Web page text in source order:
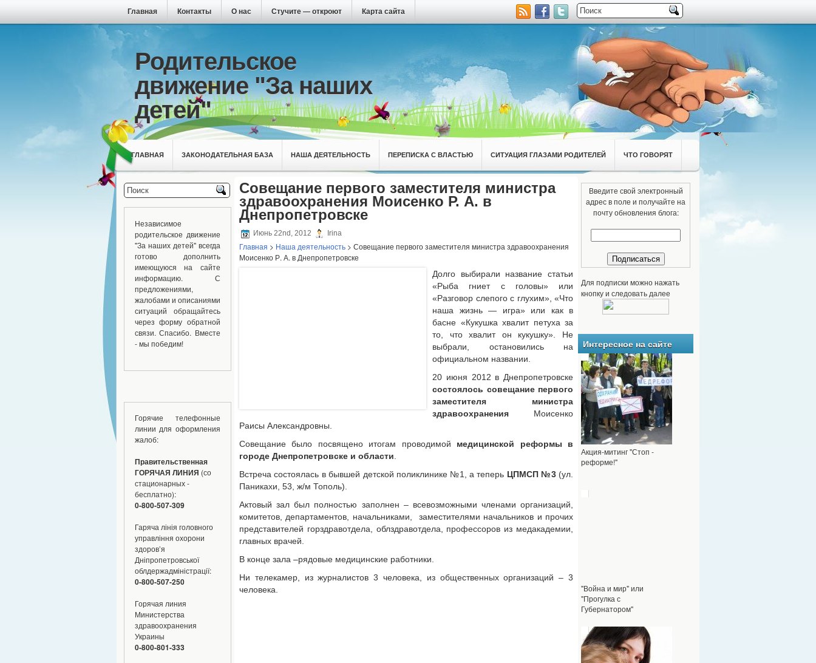
Главная Контакты О нас Стучите — откроют Карта сайта
Родительское
движение "За наших
детей"
ГЛАВНАЯ ЗАКОНОДАТЕЛЬНАЯ БАЗА НАША ДЕЯТЕЛЬНОСТЬ ПЕРЕПИСКА С ВЛАСТЬЮ СИТУАЦИЯ ГЛАЗАМИ РОДИТЕЛЕЙ ЧТО ГОВОРЯТ
Независимое
родительское движение
"За наших детей" всегда
готово дополнить
имеющуюся на сайте
информацию. С
предложениями,
жалобами и описаниями
ситуаций обращайтесь
через форму обратной
связи. Спасибо. Вместе
- мы победим!
Горячие телефонные
линии для оформления
жалоб:
Правительственная
ГОРЯЧАЯ ЛИНИЯ (со
стационарных -
бесплатно):
0-800-507-309
Гаряча лінія головного
управління охорони
здоров’я
Дніпропетровської
облдержадміністрації:
0-800-507-250
Горячая линия
Министерства
здравоохранения
Украины
0-800-801-333
Совещание первого заместителя министра
здравоохранения Моисенко Р. А. в
Днепропетровске
Июнь 22nd, 2012 Irina
Главная > Наша деятельность > Совещание первого заместителя министра здравоохранения
Моисенко Р. А. в Днепропетровске
Долго выбирали название статьи
«Рыба гниет с головы» или
«Разговор слепого с глухим», «Что
наша жизнь — игра» или как в
басне «Кукушка хвалит петуха за
то, что хвалит он кукушку». Не
выбрали, остановились на
официальном названии.
20 июня 2012 в Днепропетровске
состоялось совещание первого
заместителя министра
здравоохранения Моисенко
Раисы Александровны.
Совещание было посвящено итогам проводимой медицинской реформы в
городе Днепропетровске и области
Встреча состоялась в бывшей детской поликлинике №1, а теперь ЦПМСП №3(ул.
Паникахи, 53, ж/м Тополь).
Актовый зал был полностью заполнен – всевозможными членами организаций,
комитетов, департаментов, начальниками, заместителями начальников и прочих
представителей горздравотдела, облздравотдела, профессоров из медакадемии,
главных врачей.
В конце зала –рядовые медицинские работники.
Ни телекамер, из журналистов 3 человека, из общественных организаций – 3
человека.
Введите свой электронный
адрес в поле и получайте на
почту обновления блога:
Для подписки можно нажать
кнопку и следовать далее
Интересное на сайте
Акция-митинг "Стоп -
реформе!"
"Война и мир" или
"Прогулка с
Губернатором"